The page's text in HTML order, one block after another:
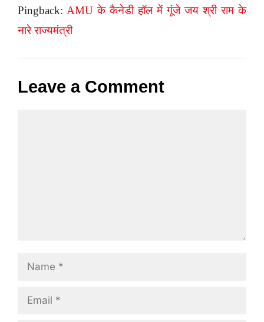
Pingback: AMU के कैनेडी हॉल में गूंजे जय श्री राम के
नारे राज्यमंत्री
Leave a Comment
Name
Email